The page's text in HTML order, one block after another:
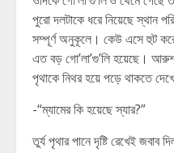
পুরো দলটাকে ধরে নিয়েছে স্থান
সম্পূর্ণ অনুকূলে। কেউ এসে হুট
এত বড় গো’লা’গু’লি হয়েছে।
পৃথাকে নিথর হয়ে পড়ে থাকতে
-“ম্যামের কি হয়েছে স্যার?”
তুর্য পৃথার পানে দৃষ্টি রেখেই জবাব